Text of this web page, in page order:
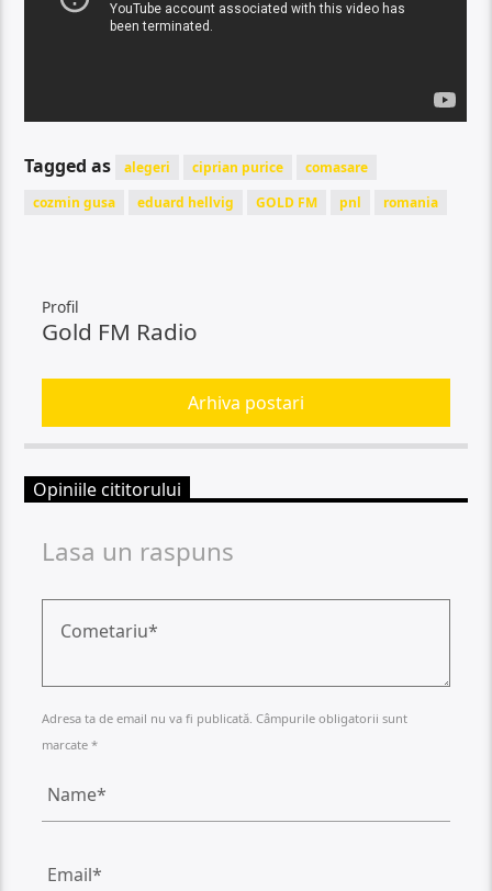
Tagged as alegeri ciprian purice
comasare
cozmin gusa
eduard hellvig GOLD FM pnl romania
Profil
Gold FM Radio
Arhiva postari
Opiniile cititorului
Lasa un raspuns
Adresa ta de email nu va fi publicată. Câmpurile obligatorii sunt
marcate *